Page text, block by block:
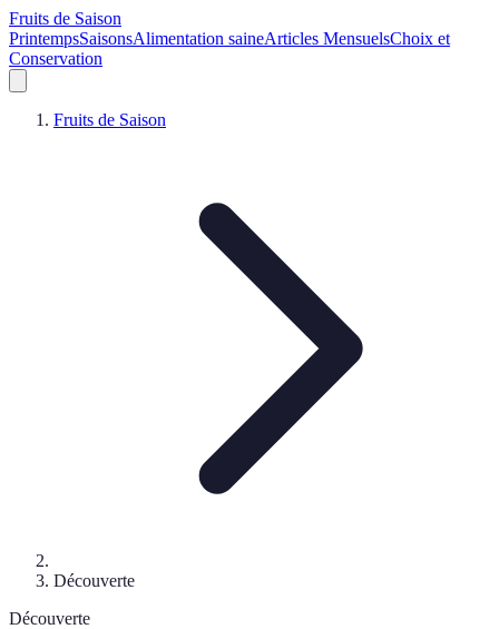
Fruits de Saison
PrintempsSaisonsAlimentation saineArticles MensuelsChoix et
Conservation
Fruits de Saison
Découverte
Découverte